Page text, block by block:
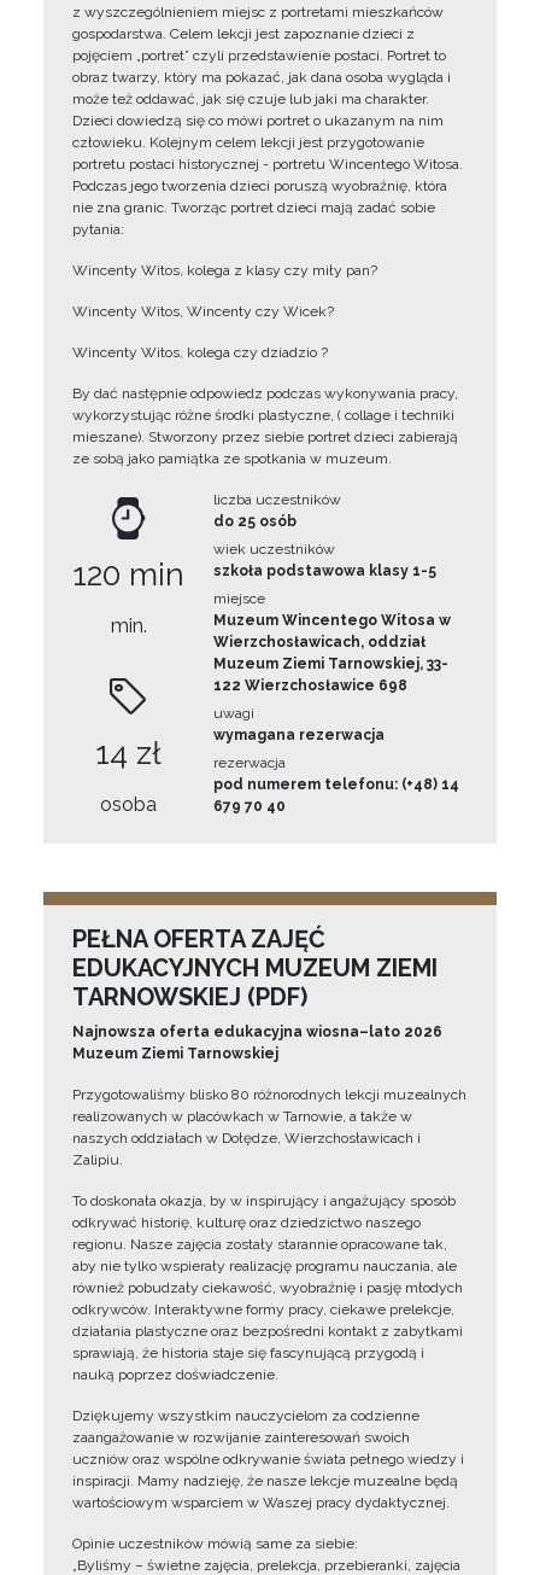
z wyszczególnieniem miejsc z portretami mieszkańców
gospodarstwa. Celem lekcji jest zapoznanie dzieci z
pojęciem „portret” czyli przedstawienie postaci. Portret to
obraz twarzy, który ma pokazać, jak dana osoba wygląda i
może też oddawać, jak się czuje lub jaki ma charakter.
Dzieci dowiedzą się co mówi portret o ukazanym na nim
człowieku. Kolejnym celem lekcji jest przygotowanie
portretu postaci historycznej - portretu Wincentego Witosa.
Podczas jego tworzenia dzieci poruszą wyobraźnię, która
nie zna granic. Tworząc portret dzieci mają zadać sobie
pytania:
Wincenty Witos, kolega z klasy czy miły pan?
Wincenty Witos, Wincenty czy Wicek?
Wincenty Witos, kolega czy dziadzio ?
By dać następnie odpowiedz podczas wykonywania pracy,
wykorzystując różne środki plastyczne, ( collage i techniki
mieszane). Stworzony przez siebie portret dzieci zabierają
ze sobą jako pamiątka ze spotkania w muzeum.
120 min
min.
14 zł
osoba
liczba uczestników
do 25 osób
wiek uczestników
szkoła podstawowa klasy 1-5
miejsce
Muzeum Wincentego Witosa w
Wierzchosławicach, oddział
Muzeum Ziemi Tarnowskiej, 33-
122 Wierzchosławice 698
uwagi
wymagana rezerwacja
rezerwacja
pod numerem telefonu: (+48) 14
679 70 40
PEŁNA OFERTA ZAJĘĆ
EDUKACYJNYCH MUZEUM ZIEMI
TARNOWSKIEJ (PDF)
Najnowsza oferta edukacyjna wiosna–lato 2026
Muzeum Ziemi Tarnowskiej
Przygotowaliśmy blisko 80 różnorodnych lekcji muzealnych
realizowanych w placówkach w Tarnowie, a także w
naszych oddziałach w Dołędze, Wierzchosławicach i
Zalipiu.
To doskonała okazja, by w inspirujący i angażujący sposób
odkrywać historię, kulturę oraz dziedzictwo naszego
regionu. Nasze zajęcia zostały starannie opracowane tak,
aby nie tylko wspierały realizację programu nauczania, ale
również pobudzały ciekawość, wyobraźnię i pasję młodych
odkrywców. Interaktywne formy pracy, ciekawe prelekcje,
działania plastyczne oraz bezpośredni kontakt z zabytkami
sprawiają, że historia staje się fascynującą przygodą i
nauką poprzez doświadczenie.
Dziękujemy wszystkim nauczycielom za codzienne
zaangażowanie w rozwijanie zainteresowań swoich
uczniów oraz wspólne odkrywanie świata pełnego wiedzy i
inspiracji. Mamy nadzieję, że nasze lekcje muzealne będą
wartościowym wsparciem w Waszej pracy dydaktycznej.
Opinie uczestników mówią same za siebie:
„Byliśmy – świetne zajęcia, prelekcja, przebieranki, zajęcia